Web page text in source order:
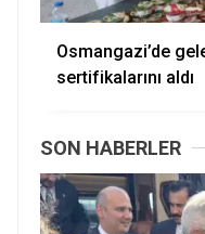
Osmangazi’de
sertifikalarını aldı
SON HABERLER